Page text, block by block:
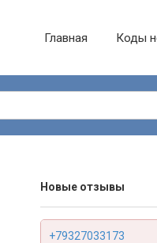
Главная Коды
Новые отзывы
+79327033173